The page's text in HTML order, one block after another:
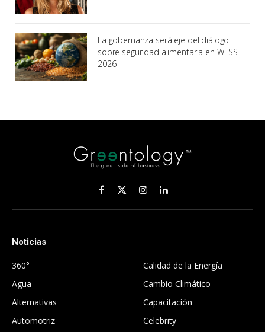
La gobernanza será eje del diálogo
sobre seguridad alimentaria en WESS
2026
Facebook
X
(Twitter)
InstagramLinkedIn
Noticias
360°
Agua
Alternativas
Automotriz
Calidad de la Energía
Cambio Climático
Capacitación
Celebrity